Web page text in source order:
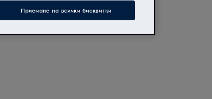
Приемане на всички бисквитки